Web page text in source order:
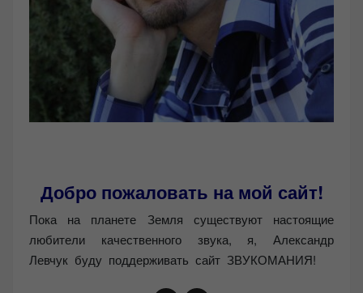
Добро пожаловать на мой сайт!
Пока на планете Земля существуют настоящие
любители качественного звука, я, Александр
Левчук буду поддерживать сайт ЗВУКОМАНИЯ!